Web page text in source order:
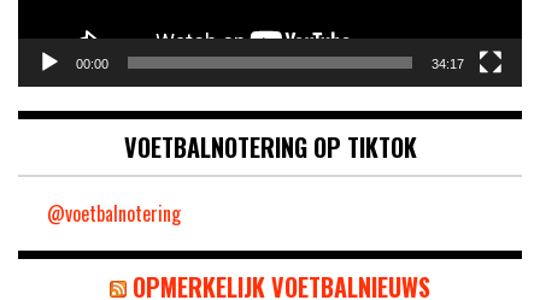
00:00 34:17
VOETBALNOTERING OP TIKTOK
@voetbalnotering
OPMERKELIJK VOETBALNIEUWS